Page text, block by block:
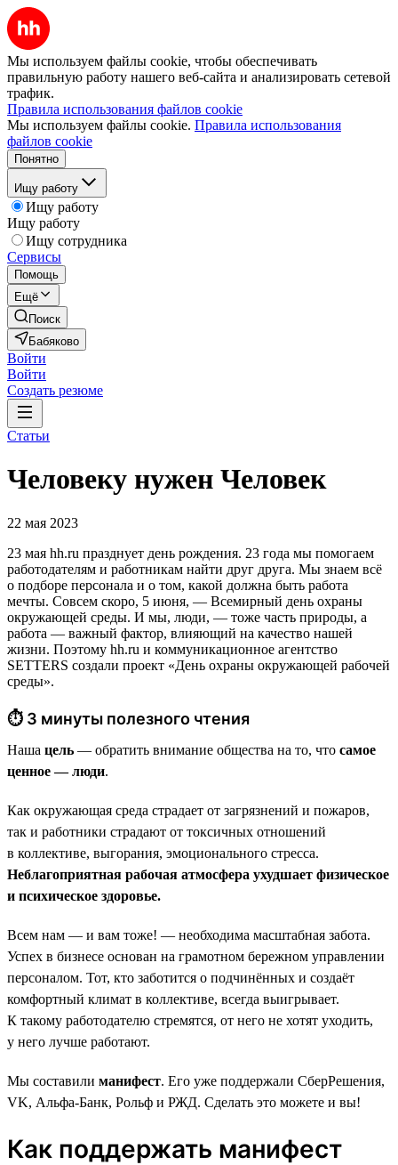
Мы используем файлы cookie, чтобы обеспечивать
правильную работу нашего веб-сайта и анализировать сетевой
трафик.
Правила использования файлов cookie
Мы используем файлы cookie. Правила использования
файлов cookie
Понятно
Ищу работу
Ищу работу
Ищу работу
Ищу сотрудника
Сервисы
Помощь
Ещё
Поиск
Бабяково
Войти
Войти
Создать резюме
Статьи
Человеку нужен Человек
22 мая 2023
23 мая hh.ru празднует день рождения. 23 года мы помогаем
работодателям и работникам найти друг друга. Мы знаем всё
о подборе персонала и о том, какой должна быть работа
мечты. Совсем скоро, 5 июня, — Всемирный день охраны
окружающей среды. И мы, люди, — тоже часть природы, а
работа — важный фактор, влияющий на качество нашей
жизни. Поэтому hh.ru и коммуникационное агентство
SETTERS создали проект «День охраны окружающей рабочей
среды».
⏱ 3 минуты полезного чтения
Наша цель — обратить внимание общества на то, что самое
ценное — люди.
Как окружающая среда страдает от загрязнений и пожаров,
так и работники страдают от токсичных отношений
в коллективе, выгорания, эмоционального стресса.
Неблагоприятная рабочая атмосфера ухудшает физическое
и психическое здоровье.
Всем нам — и вам тоже! — необходима масштабная забота.
Успех в бизнесе основан на грамотном бережном управлении
персоналом. Тот, кто заботится о подчинённых и создаёт
комфортный климат в коллективе, всегда выигрывает.
К такому работодателю стремятся, от него не хотят уходить,
у него лучше работают.
Мы составили манифест. Его уже поддержали СберРешения,
VK, Альфа-Банк, Рольф и РЖД. Сделать это можете и вы!
Как поддержать манифест